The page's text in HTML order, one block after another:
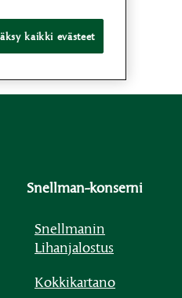
Snellman-konserni
Snellmanin
Lihanjalostus
Kokkikartano
kaikki evästeet